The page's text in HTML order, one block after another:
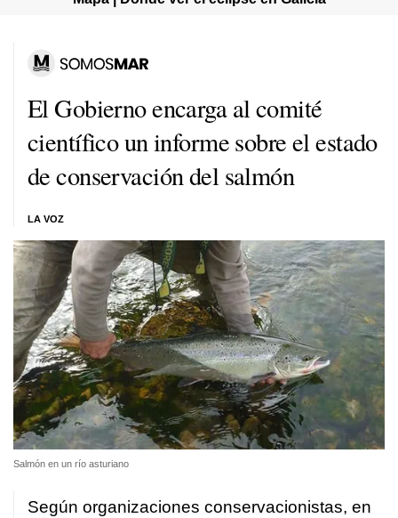
El Gobierno encarga al comité
científico un informe sobre el estado
de conservación del salmón
LA VOZ
Salmón en un río asturiano
Según organizaciones conservacionistas, en